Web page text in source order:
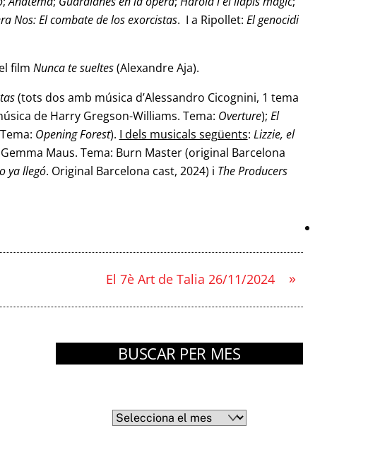
Nos: El combate de los exorcistas. I a Ripollet: El genocidi
film Nunca te sueltes(Alexandre Aja).
(tots dos amb música d’Alessandro Cicognini, 1 tema
de Harry Gregson-Williams. Tema: Overture); El
Opening Forest). I dels musicals següents: Lizzie, el
Maus. Tema: Burn Master (original Barcelona
ya llegó. Original Barcelona cast, 2024) i The Producers
»
El 7è Art de Talia 26/11/2024
BUSCAR PER MES
Arxius